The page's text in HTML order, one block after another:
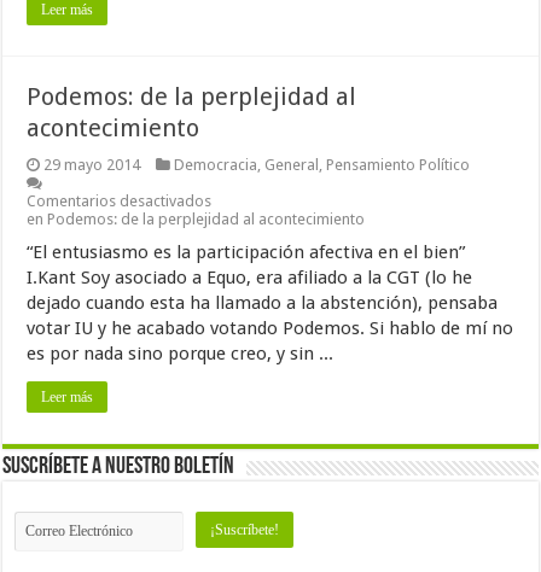
Leer más
Podemos: de la perplejidad al
acontecimiento
29 mayo 2014 Democracia, General , Pensamiento Político
Comentarios desactivados
en Podemos: de la perplejidad al acontecimiento
“El entusiasmo es la participación afectiva en el bien”
I.Kant Soy asociado a Equo, era afiliado a la CGT (lo he
dejado cuando esta ha llamado a la abstención), pensaba
votar IU y he acabado votando Podemos. Si hablo de mí no
es por nada sino porque creo, y sin ...
Leer más
Suscríbete a nuestro Boletín